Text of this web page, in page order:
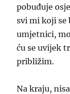
pobuđuje
svi mi koji se
umjetnici,
ću se uvijek
približim.
Na kraju,